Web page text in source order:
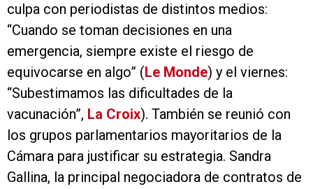
culpa con periodistas de distintos medios:
“Cuando se toman decisiones en una
emergencia, siempre existe el riesgo de
equivocarse en algo” (Le Monde) y el viernes:
“Subestimamos las dificultades de la
vacunación”, La Croix). También se reunió con
los grupos parlamentarios mayoritarios de la
Cámara para justificar su estrategia. Sandra
Gallina, la principal negociadora de contratos de